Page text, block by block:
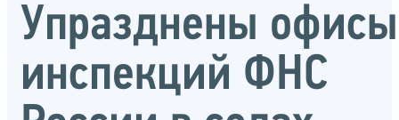
Упразднены офисы
инспекций ФНС